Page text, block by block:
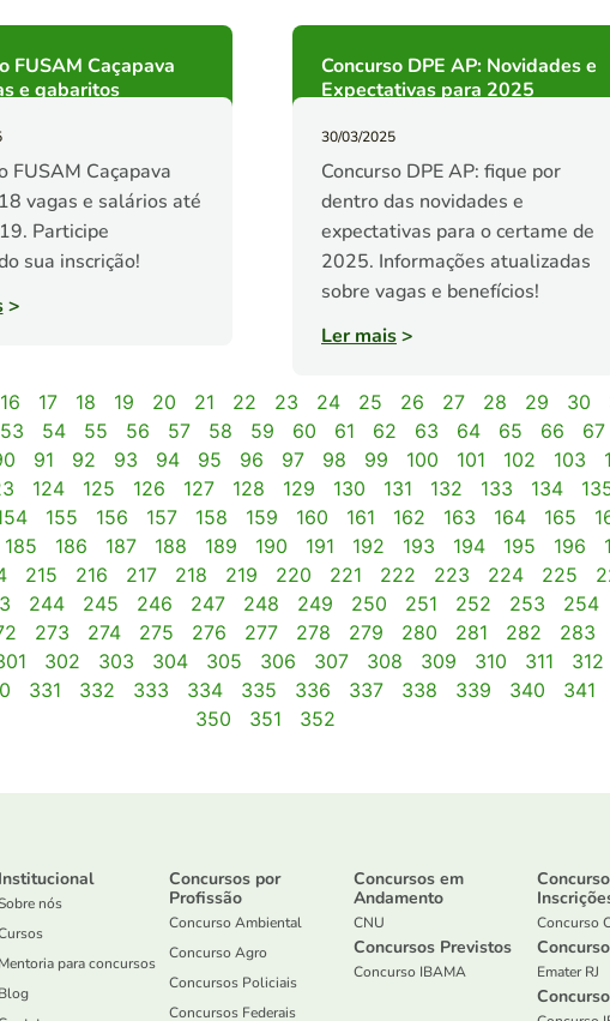
FUSAM Caçapava
e gabaritos
FUSAM Caçapava
vagas e salários até
Participe
sua inscrição!
>
Concurso DPE AP: Novidades e
Expectativas para 2025
30/03/2025
Concurso DPE AP: fique por
dentro das novidades e
expectativas para o certame de
2025. Informações atualizadas
sobre vagas e benefícios!
Ler mais>
16 17 18 19 20 21 22 23 24 25 26 27 28 29 30
53 54 55 56 57 58 59 60 61 62 63 64 65 66 67
91 92 93 94 95 96 97 98 99 100 101 102 103
124 125 126 127 128 129 130 131 132 133 134
155 156 157 158 159 160 161 162 163 164 165
185 186 187 188 189 190 191 192 193 194 195 196
215 216 217 218 219 220 221 222 223 224 225
244 245 246 247 248 249 250 251 252 253 254
273 274 275 276 277 278 279 280 281 282 283
302 303 304 305 306 307 308 309 310 311 312
331 332 333 334 335 336 337 338 339 340 341
350
351 352
Institucional
nós
Mentoria para concursos
Blog
Concursos por
Profissão
Concurso Ambiental
Concurso Agro
Concursos Policiais
Concursos Federais
Concursos em
Andamento
CNU
Concursos Previstos
Concurso IBAMA
Concurso
Emater RJ